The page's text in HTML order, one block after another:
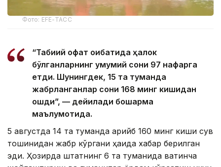
Фото: EFE-ТАСС
“Табиий офат оқибатида ҳалок
бўлганларнинг умумий сони 97 нафарга
етди. Шунингдек, 15 та туманда
жабрланганлар сони 168 минг кишидан
ошди”, — дейилади бошқарма
маълумотида.
5 августда 14 та туманда қарийб 160 минг киши сув
тошқинидан жабр кўргани ҳақида хабар берилган
эди. Ҳозирда штатнинг 6 та туманида вақтинча